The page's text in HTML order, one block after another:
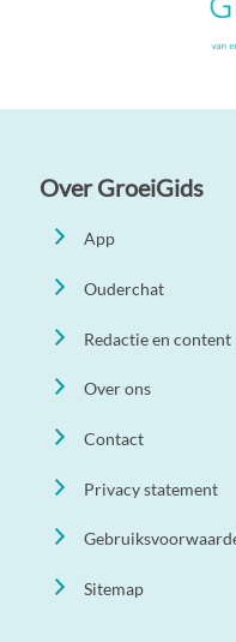
Over GroeiGids
App
Ouderchat
Redactie en content
Over ons
Contact
Privacy statement
Sitemap